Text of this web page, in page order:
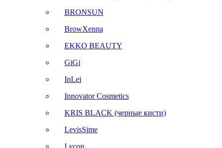
BRONSUN
BrowXenna
EKKO BEAUTY
GiGi
InLei
Innovator Cosmetics
KRIS BLACK (черные кисти)
LevisSime
Lycon